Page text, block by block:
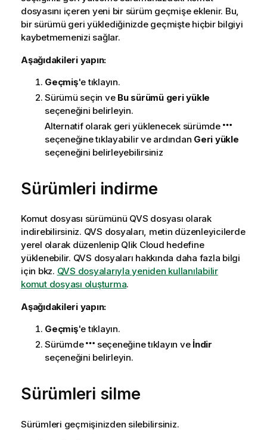
dosyasını içeren yeni bir sürüm geçmişe eklenir. Bu,
bir sürümü geri yüklediğinizde geçmişte hiçbir bilgiyi
kaybetmemenizi sağlar.
Aşağıdakileri yapın:
Geçmiş'e tıklayın.
Sürümü seçin ve Bu sürümü geri yükle
seçeneğini belirleyin.
Alternatif olarak geri yüklenecek sürümde
seçeneğine tıklayabilir ve ardından Geri yükle
seçeneğini belirleyebilirsiniz
Sürümleri indirme
Komut dosyası sürümünü QVS dosyası olarak
indirebilirsiniz. QVS dosyaları, metin düzenleyicilerde
yerel olarak düzenlenip Qlik Cloud hedefine
yüklenebilir. QVS dosyaları hakkında daha fazla bilgi
için bkz. QVS dosyalarıyla yeniden kullanılabilir
komut dosyası oluşturma.
Aşağıdakileri yapın:
Geçmiş'e tıklayın.
Sürümde
seçeneğine tıklayın ve İndir
seçeneğini belirleyin.
Sürümleri silme
Sürümleri geçmişinizden silebilirsiniz.